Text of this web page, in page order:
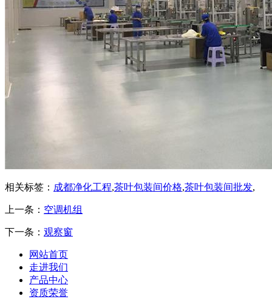
相关标签： 成都净化工程,茶叶包装间价格,茶叶包装间批发,
上一条： 空调机组
下一条： 观察窗
网站首页
走进我们
产品中心
资质荣誉